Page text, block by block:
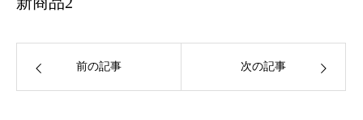
前の記事 次の記事